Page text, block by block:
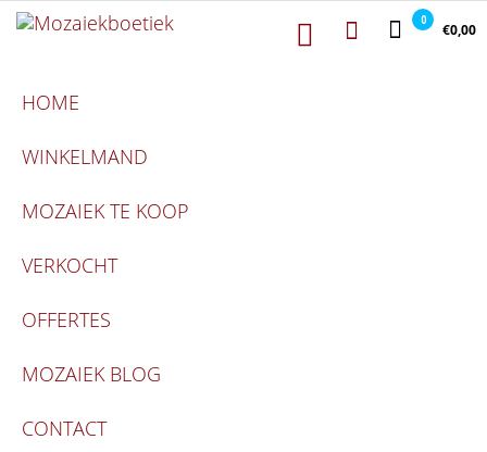
Ga naar de inhoud Mozaiekboetiek0
€0,00
HOME
WINKELMAND
MOZAIEK TE KOOP
VERKOCHT
OFFERTES
MOZAIEK BLOG
CONTACT